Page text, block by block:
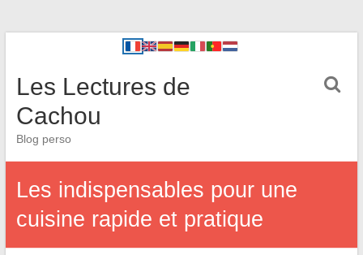
Les Lectures de
Cachou
Blog perso
Les indispensables pour une
cuisine rapide et pratique